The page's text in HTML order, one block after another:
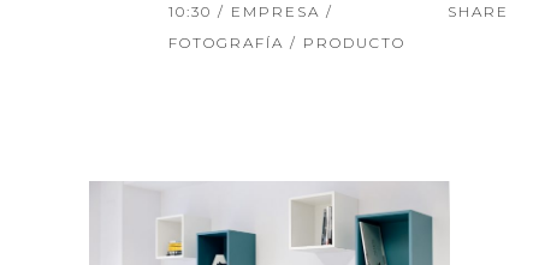
10:30 / EMPRESA /
FOTOGRAFÍA / PRODUCTO
SHARE